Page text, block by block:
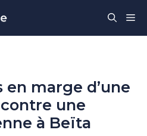
marge d’une
une
à Beïta